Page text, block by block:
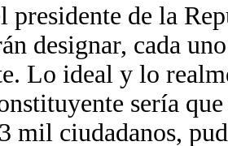
presidente de la
designar, cada
Lo ideal y lo
sería
mil ciudadanos,